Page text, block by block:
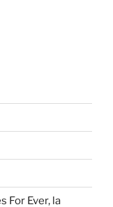
For Ever, la